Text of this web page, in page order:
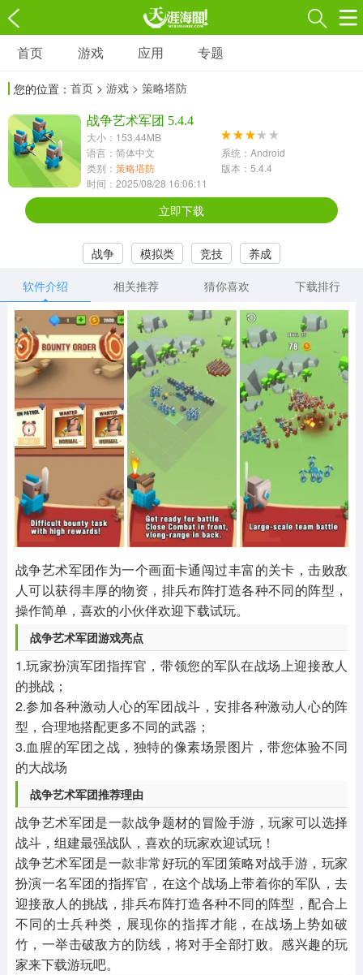
游戏
3697款应用
1597款应用
休闲益智
13387款应用
2196款应用
1072款应用
418款应用
568款应用
音乐舞蹈
269款应用
2716款应用
515款应用
1654款应用
游戏助手
515款应用
MOD游戏
1056款应用
首页 游戏 应用 专题
您的位置： 首页 > 游戏 > 策略塔防
战争艺术军团 5.4.4
大小：153.44MB
语言：简体中文
系统：Android
类别： 策略塔防
版本：5.4.4
时间：2025/08/28 16:06:11
立即下载
战争 模拟类 竞技
养成
软件介绍
相关推荐 猜你喜欢 下载排行
战争艺术军团作为一个画面卡通闯过丰富的关卡，击败敌
人可以获得丰厚的物资，排兵布阵打造各种不同的阵型，
操作简单，喜欢的小伙伴欢迎下载试玩。
战争艺术军团游戏亮点
1.玩家扮演军团指挥官，带领您的军队在战场上迎接敌人
的挑战；
2.参加各种激动人心的军团战斗，安排各种激动人心的阵
型，合理地搭配更多不同的武器；
3.血腥的军团之战，独特的像素场景图片，带您体验不同
的大战场
战争艺术军团推荐理由
战争艺术军团是一款战争题材的冒险手游，玩家可以选择
战斗，组建最强战队，喜欢的玩家欢迎试玩！
战争艺术军团是一款非常好玩的军团策略对战手游，玩家
扮演一名军团的指挥官，在这个战场上带着你的军队，去
迎接敌人的挑战，排兵布阵打造各种不同的阵型，配合上
不同的士兵种类，展现你的指挥才能，在战场上势如破
竹，一举击破敌方的防线，将对手全部打败。感兴趣的玩
家来下载游玩吧。